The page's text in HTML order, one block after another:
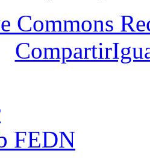
Commons
FEDN